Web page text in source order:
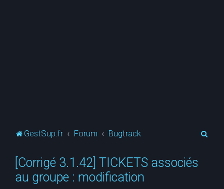
GestSup.fr Forum Bugtrack
[Corrigé 3.1.42] TICKETS associés
au groupe : modification